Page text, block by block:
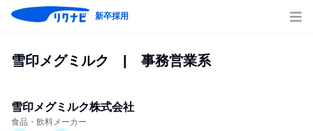
新卒採用
雪印メグミルク　|　事務営業系
雪印メグミルク株式会社
食品・飲料メーカー